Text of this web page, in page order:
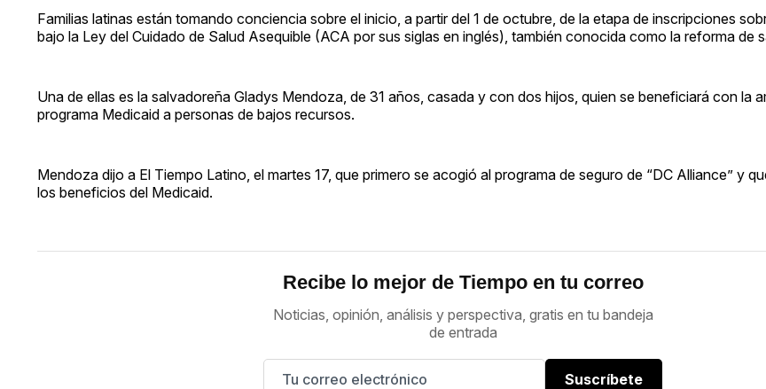
Familias latinas están tomando conciencia sobre el inicio, a partir del 1 de octubre, de la etapa de inscripciones
bajo la Ley del Cuidado de Salud Asequible (ACA por sus siglas en inglés), también conocida como la reforma de
Una de ellas es la salvadoreña Gladys Mendoza, de 31 años, casada y con dos hijos, quien se beneficiará con la
programa Medicaid a personas de bajos recursos.
Mendoza dijo a El Tiempo Latino, el martes 17, que primero se acogió al programa de seguro de “DC Alliance” y
los beneficios del Medicaid.
Recibe lo mejor de Tiempo en tu correo
Noticias, opinión, análisis y perspectiva, gratis en tu bandeja
de entrada
Suscríbete